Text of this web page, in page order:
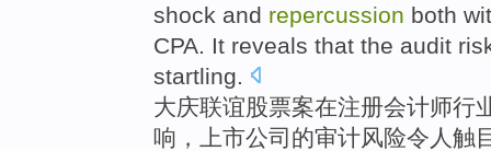
shock and repercussion both
CPA . It reveals that the audit
startling
大庆联谊股票案在注册会计师行
响 ， 上市公司的审计风险令人触